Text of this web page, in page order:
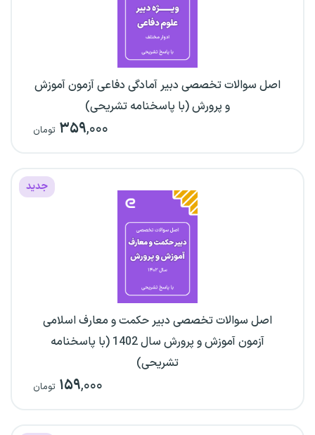
اصل سوالات تخصصی دبیر آمادگی دفاعی آزمون آموزش
و پرورش (با پاسخنامه تشریحی)
۳۵۹,۰۰۰ تومان
جدید
اصل سوالات تخصصی دبیر حکمت و معارف اسلامی
آزمون آموزش و پرورش سال 1402 (با پاسخنامه
تشریحی)
۱۵۹,۰۰۰ تومان